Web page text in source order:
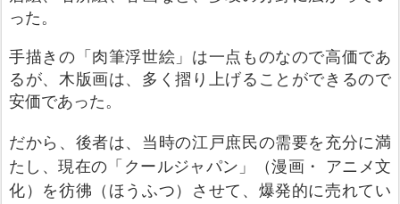
った。
手描きの「肉筆浮世絵」は一点ものなので高価であ
るが、木版画は、多く摺り上げることができるので
安価であった。
だから、後者は、当時の江戸庶民の需要を充分に満
たし、現在の「クールジャパン」（漫画・
アニメ文
化）を彷彿（ほうふつ）させて、爆発的に売れてい